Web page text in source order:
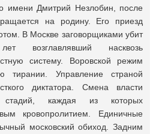
имени Дмитрий Незлобин, после
на родину. Его приезд
В Москве заговорщиками убит
возглавлявший насквозь
систему. Воровской режим
тирании. Управление страной
диктатора. Смена власти
стадий, каждая из которых
кровопролитием. Единичные
московский обиход. Задним